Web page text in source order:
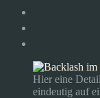
Hier eine
eindeutig auf